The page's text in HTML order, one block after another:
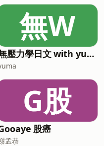
無W
無壓力學日文 with yuma
G股
股癌
孟恭